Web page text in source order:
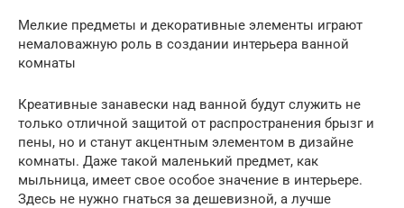
Мелкие предметы и декоративные элементы играют
немаловажную роль в создании интерьера ванной
комнаты
Креативные занавески над ванной будут служить не
только отличной защитой от распространения брызг и
пены, но и станут акцентным элементом в дизайне
комнаты. Даже такой маленький предмет, как
мыльница, имеет свое особое значение в интерьере.
Здесь не нужно гнаться за дешевизной, а лучше